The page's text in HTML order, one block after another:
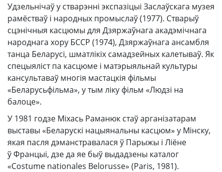
Удзельнічаў у стварэнні экспазіцыі Заслаўскага музея
рамёстваў і народных промыслаў (1977). Стварыў
сцэнічныя касцюмы для Дзяржаўнага акадэмічнага
народнага хору БССР (1974), Дзяржаўнага ансамбля
танца Беларусі, шматлікіх самадзейных калетываў. Як
спецыяліст па касцюме і матэрыяльнай культуры
кансультаваў многія мастацкія фільмы
«Беларусьфільма», у тым ліку фільм «Людзі на
балоце».
У 1981 годзе Міхась Раманюк стаў арганізатарам
выставы «Беларускі нацыянальны касцюм» у Мінску,
якая пасля дэманстравалася ў Парыжы і Ліёне
ў Францыі, дзе да яе быў выдадзены каталог
«Costume nationales Belorusse» (Paris, 1981).